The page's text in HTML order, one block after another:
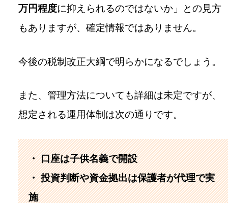
万円程度に抑えられるのではないか」との見方
もありますが、確定情報ではありません。
今後の税制改正大綱で明らかになるでしょう。
また、管理方法についても詳細は未定ですが、
想定される運用体制は次の通りです。
・ 口座は子供名義で開設
・ 投資判断や資金拠出は保護者が代理で実
施